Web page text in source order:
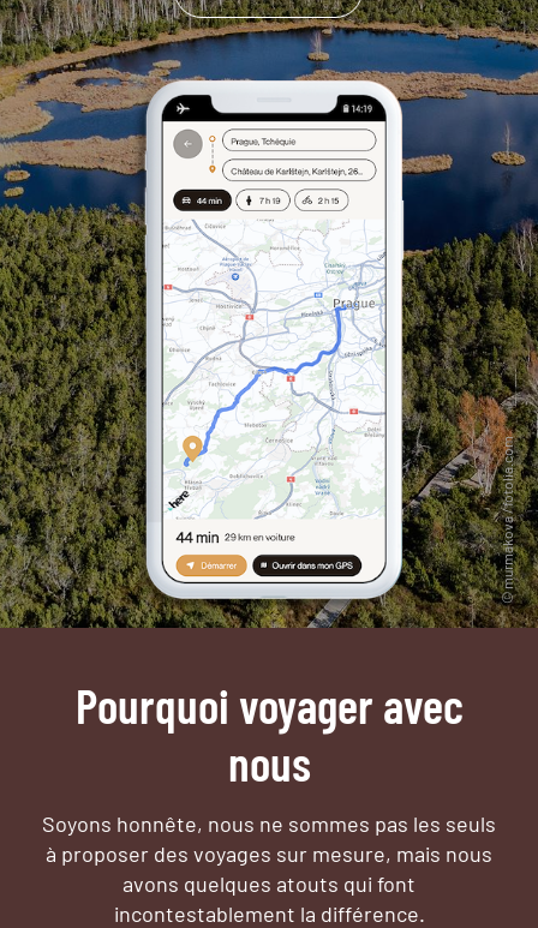
Pourquoi voyager avec
nous
Soyons honnête, nous ne sommes pas les seuls
à proposer des voyages sur mesure, mais nous
avons quelques atouts qui font
incontestablement la différence.